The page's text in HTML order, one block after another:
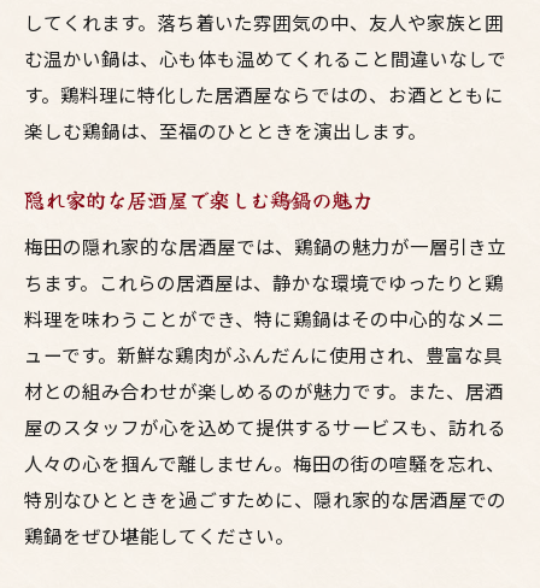
してくれます。落ち着いた雰囲気の中、友人や家族と囲
む温かい鍋は、心も体も温めてくれること間違いなしで
す。鶏料理に特化した居酒屋ならではの、お酒とともに
楽しむ鶏鍋は、至福のひとときを演出します。
隠れ家的な居酒屋で楽しむ鶏鍋の魅力
梅田の隠れ家的な居酒屋では、鶏鍋の魅力が一層引き立
ちます。これらの居酒屋は、静かな環境でゆったりと鶏
料理を味わうことができ、特に鶏鍋はその中心的なメニ
ューです。新鮮な鶏肉がふんだんに使用され、豊富な具
材との組み合わせが楽しめるのが魅力です。また、居酒
屋のスタッフが心を込めて提供するサービスも、訪れる
人々の心を掴んで離しません。梅田の街の喧騒を忘れ、
特別なひとときを過ごすために、隠れ家的な居酒屋での
鶏鍋をぜひ堪能してください。